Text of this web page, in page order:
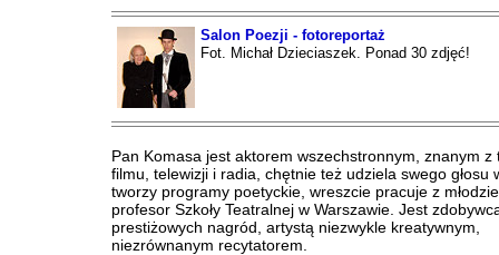
Salon Poezji - fotoreportaż
Fot. Michał Dzieciaszek. Ponad 30 zdjęć!
Pan Komasa jest aktorem wszechstronnym, znanym z
filmu, telewizji i radia, chętnie też udziela swego głosu
tworzy programy poetyckie, wreszcie pracuje z
profesor Szkoły Teatralnej w Warszawie. Jest
prestiżowych nagród, artystą niezwykle kreatywnym,
niezrównanym recytatorem.